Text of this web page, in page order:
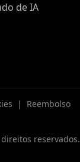
de IA
| Reembolso
reservados.